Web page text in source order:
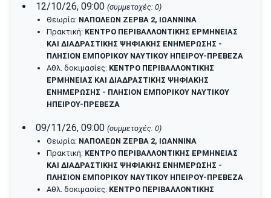
12/10/26, 09:00 (συμμετοχές: 0)
Θεωρία: ΝΑΠΟΛΕΩΝ ΖΕΡΒΑ 2, ΙΩΑΝΝΙΝΑ
Πρακτική: ΚΕΝΤΡΟ ΠΕΡΙΒΑΛΛΟΝΤΙΚΗΣ ΕΡΜΗΝΕΙΑΣ
ΚΑΙ ΔΙΑΔΡΑΣΤΙΚΗΣ ΨΗΦΙΑΚΗΣ ΕΝΗΜΕΡΩΣΗΣ -
ΠΛΗΣΙΟΝ ΕΜΠΟΡΙΚΟΥ ΝΑΥΤΙΚΟΥ ΗΠΕΙΡΟΥ-ΠΡΕΒΕΖΑ
Αθλ. δοκιμασίες: ΚΕΝΤΡΟ ΠΕΡΙΒΑΛΛΟΝΤΙΚΗΣ
ΕΡΜΗΝΕΙΑΣ ΚΑΙ ΔΙΑΔΡΑΣΤΙΚΗΣ ΨΗΦΙΑΚΗΣ
ΕΝΗΜΕΡΩΣΗΣ - ΠΛΗΣΙΟΝ ΕΜΠΟΡΙΚΟΥ ΝΑΥΤΙΚΟΥ
ΗΠΕΙΡΟΥ-ΠΡΕΒΕΖΑ
09/11/26, 09:00 (συμμετοχές: 0)
Θεωρία: ΝΑΠΟΛΕΩΝ ΖΕΡΒΑ 2, ΙΩΑΝΝΙΝΑ
Πρακτική: ΚΕΝΤΡΟ ΠΕΡΙΒΑΛΛΟΝΤΙΚΗΣ ΕΡΜΗΝΕΙΑΣ
ΚΑΙ ΔΙΑΔΡΑΣΤΙΚΗΣ ΨΗΦΙΑΚΗΣ ΕΝΗΜΕΡΩΣΗΣ -
ΠΛΗΣΙΟΝ ΕΜΠΟΡΙΚΟΥ ΝΑΥΤΙΚΟΥ ΗΠΕΙΡΟΥ-ΠΡΕΒΕΖΑ
Αθλ. δοκιμασίες: ΚΕΝΤΡΟ ΠΕΡΙΒΑΛΛΟΝΤΙΚΗΣ